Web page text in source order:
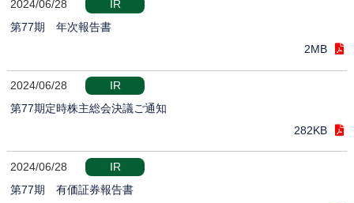
2024/06/28
IR
第77期 年次報告書
2MB
2024/06/28
IR
第77期定時株主総会決議ご通知
282KB
2024/06/28
IR
第77期 有価証券報告書